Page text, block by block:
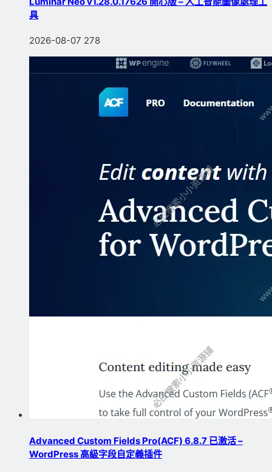
具
2026-08-07 278
Advanced Custom Fields Pro(ACF) 6.8.7 已激活 –
WordPress 高級字段自定義插件